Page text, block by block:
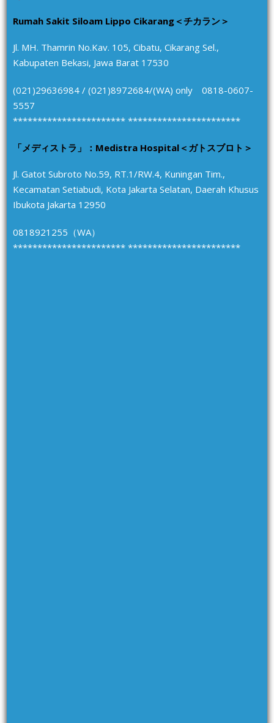
Rumah Sakit Siloam Lippo Cikarang＜チカラン＞
Jl. MH. Thamrin No.Kav. 105, Cibatu, Cikarang Sel.,
Kabupaten Bekasi, Jawa Barat 17530
(021)29636984 / (021)8972684/(WA) only 0818-0607-
5557
*********************** ***********************
「メディストラ」：Medistra Hospital＜ガトスブロト＞
Jl. Gatot Subroto No.59, RT.1/RW.4, Kuningan Tim.,
Kecamatan Setiabudi, Kota Jakarta Selatan, Daerah Khusus
Ibukota Jakarta 12950
0818921255（WA）
*********************** ***********************